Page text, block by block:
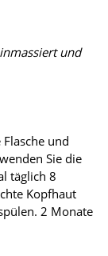
und
und
Sie die
täglich 8
Kopfhaut
2 Monate